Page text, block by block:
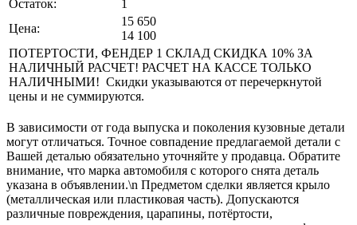
Остаток:
1
Цена:
15 650
14 100
ПОТЕРТОСТИ, ФЕНДЕР 1 СКЛАД СКИДКА 10% ЗА
НАЛИЧНЫЙ РАСЧЕТ! РАСЧЕТ НА КАССЕ ТОЛЬКО
НАЛИЧНЫМИ! Скидки указываются от перечеркнутой
цены и не суммируются.
В зависимости от года выпуска и поколения кузовные детали
могут отличаться. Точное совпадение предлагаемой детали с
Вашей деталью обязательно уточняйте у продавца. Обратите
внимание, что марка автомобиля с которого снята деталь
указана в объявлении.\n Предметом сделки является крыло
(металлическая или пластиковая часть). Допускаются
различные повреждения, царапины, потёртости,